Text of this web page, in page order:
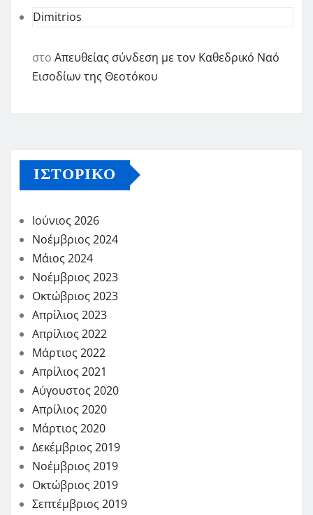
Dimitrios
στο Απευθείας σύνδεση με τον Καθεδρικό Ναό
Εισοδίων της Θεοτόκου
ΙΣΤΟΡΙΚΌ
Ιούνιος 2026
Νοέμβριος 2024
Μάιος 2024
Νοέμβριος 2023
Οκτώβριος 2023
Απρίλιος 2023
Απρίλιος 2022
Μάρτιος 2022
Απρίλιος 2021
Αύγουστος 2020
Απρίλιος 2020
Μάρτιος 2020
Δεκέμβριος 2019
Νοέμβριος 2019
Οκτώβριος 2019
Σεπτέμβριος 2019